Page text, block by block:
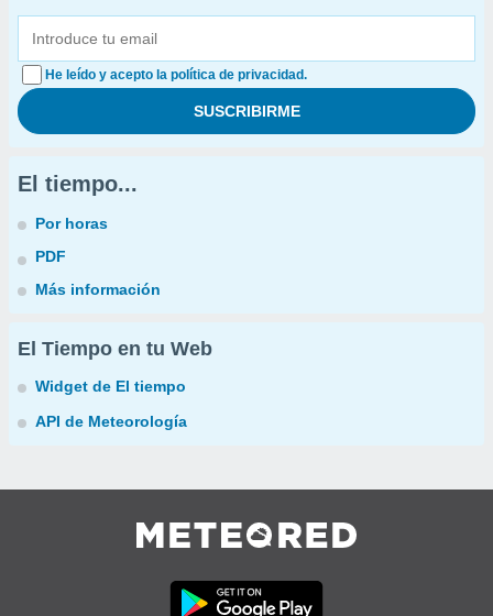
He leído y acepto la política de privacidad.
El tiempo...
Por horas
PDF
Más información
El Tiempo en tu Web
Widget de El tiempo
API de Meteorología